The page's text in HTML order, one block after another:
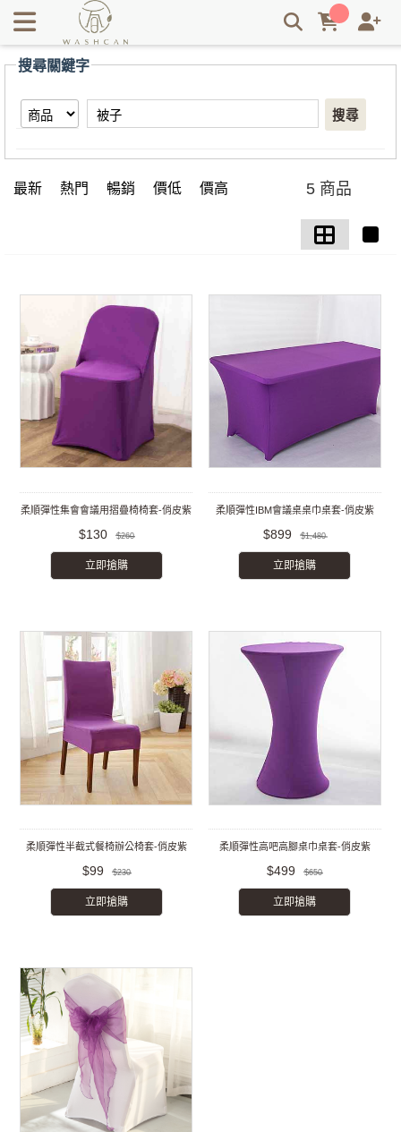
【被子】搜尋結果 | Washcan瓦士肯
搜尋關鍵字
搜尋
最新 熱門 暢銷 價低 價高 5 商品
柔順彈性集會會議用摺疊椅椅套-俏皮紫
$130 $260
立即搶購
柔順彈性IBM會議桌桌巾桌套-俏皮紫
$899 $1,480
立即搶購
柔順彈性半截式餐椅辦公椅套-俏皮紫
$99 $230
立即搶購
柔順彈性高吧高腳桌巾桌套-俏皮紫
$499 $650
立即搶購